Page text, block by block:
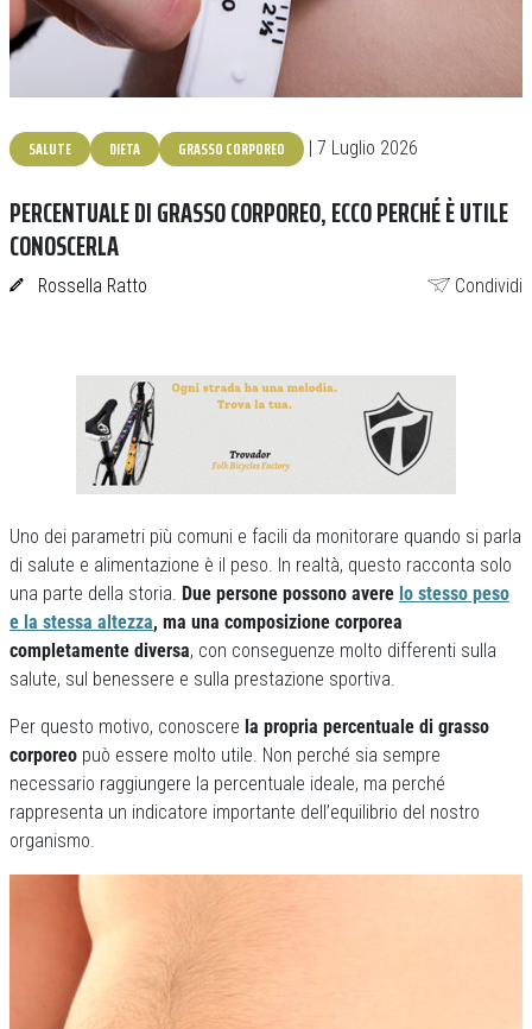
SALUTE DIETA GRASSO CORPOREO | 7 Luglio 2026
PERCENTUALE DI GRASSO CORPOREO, ECCO PERCHÉ È UTILE
CONOSCERLA
Rossella Ratto Condividi
Uno dei parametri più comuni e facili da monitorare quando si parla
di salute e alimentazione è il peso. In realtà, questo racconta solo
una parte della storia. Due persone possono avere lo stesso peso
e la stessa altezza, ma una composizione corporea
completamente diversa, con conseguenze molto differenti sulla
salute, sul benessere e sulla prestazione sportiva.
Per questo motivo, conoscere la propria percentuale di grasso
corporeo può essere molto utile. Non perché sia sempre
necessario raggiungere la percentuale ideale, ma perché
rappresenta un indicatore importante dell’equilibrio del nostro
organismo.